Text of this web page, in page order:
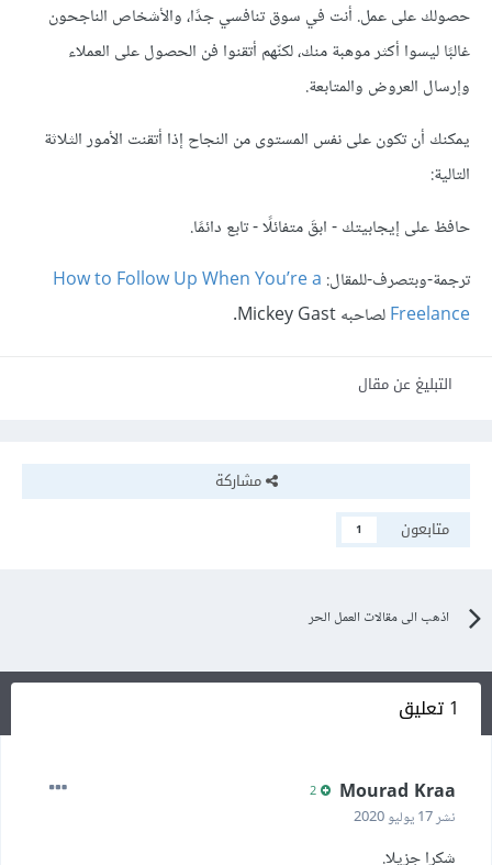
حصولك على عمل. أنت في سوق تنافسي جدًا، والأشخاص الناجحون
غالبًا ليسوا أكثر موهبة منك، لكنّهم أتقنوا فن الحصول على العملاء
وإرسال العروض والمتابعة.
يمكنك أن تكون على نفس المستوى من النجاح إذا أتقنت الأمور الثلاثة
التالية:
حافظ على إيجابيتك - ابقَ متفائلًا - تابع دائمًا.
ترجمة-وبتصرف-للمقال: How to Follow Up When You’re a
Freelanceلصاحبه Mickey Gast.
التبليغ عن مقال
مشاركة
متابعون
1
اذهب الى مقالات العمل الحر
1 تعليق
Mourad Kraa
نشر17 يوليو 2020
شكرا جزيلا.